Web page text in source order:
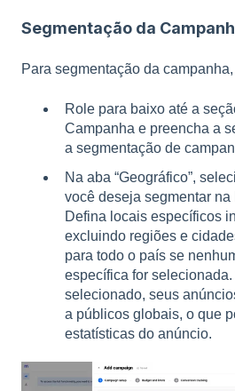
Segmentação da
Para segmentação da
Role para baixo até a
Campanha e preencha a
a segmentação de
Na aba “Geográfico”,
você deseja segmentar na
Defina locais específicos
excluindo regiões e
para todo o país se
específica for
selecionado, seus
a públicos globais, o que
estatísticas do anúncio.